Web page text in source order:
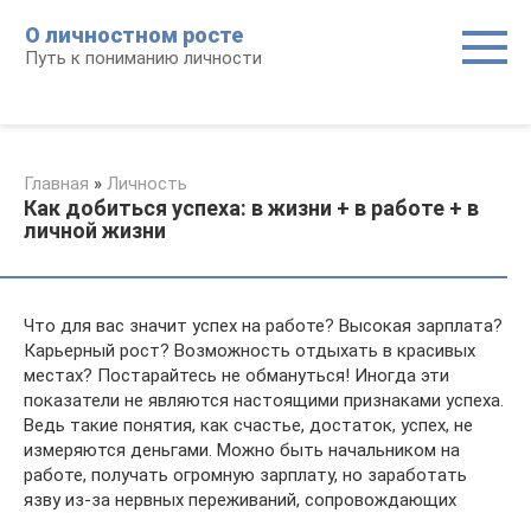
контенту
О личностном росте
Путь к пониманию личности
Главная » Личность
Как добиться успеха: в жизни + в работе + в
личной жизни
Что для вас значит успех на работе? Высокая зарплата?
Карьерный рост? Возможность отдыхать в красивых
местах? Постарайтесь не обмануться! Иногда эти
показатели не являются настоящими признаками успеха.
Ведь такие понятия, как счастье, достаток, успех, не
измеряются деньгами. Можно быть начальником на
работе, получать огромную зарплату, но заработать
язву из-за нервных переживаний, сопровождающих